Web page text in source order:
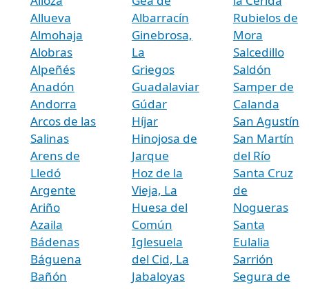
Allueva
Almohaja
Alobras
Alpeñés
Anadón
Andorra
Arcos de las
Salinas
Arens de
Lledó
Argente
Ariño
Azaila
Bádenas
Báguena
Bañón
Albarracín
Ginebrosa,
La
Griegos
Guadalaviar
Gúdar
Híjar
Hinojosa de
Jarque
Hoz de la
Vieja, La
Huesa del
Común
Iglesuela
del Cid, La
Jabaloyas
Rubielos de
Mora
Salcedillo
Saldón
Samper de
Calanda
San Agustín
San Martín
del Río
Santa Cruz
de
Nogueras
Santa
Eulalia
Sarrión
Segura de